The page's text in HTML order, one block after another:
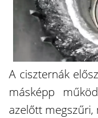
A ciszternák
másképp
azelőtt